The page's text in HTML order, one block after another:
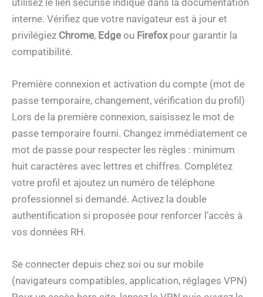
interne. Vérifiez que votre navigateur est à jour et
privilégiez Chrome, Edge ou Firefoxpour garantir la
compatibilité.
Première connexion et activation du compte (mot de
passe temporaire, changement, vérification du profil)
Lors de la première connexion, saisissez le mot de
passe temporaire fourni. Changez immédiatement ce
mot de passe pour respecter les règles : minimum
huit caractères avec lettres et chiffres. Complétez
votre profil et ajoutez un numéro de téléphone
professionnel si demandé. Activez la double
authentification si proposée pour renforcer l’accès à
vos données RH.
Se connecter depuis chez soi ou sur mobile
(navigateurs compatibles, application, réglages VPN)